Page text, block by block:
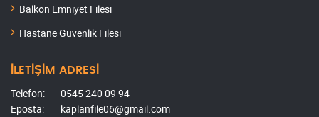
Balkon Emniyet Filesi
Hastane Güvenlik Filesi
İLETİŞİM ADRESİ
Telefon:
0545 240 09 94
Eposta:
kaplanfile06@gmail.com